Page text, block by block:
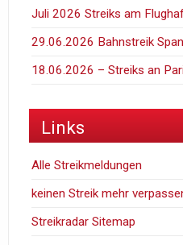
Juli 2026 Streiks am
29.06.2026 Bahnstreik
18.06.2026 – Streiks an
Links
Alle Streikmeldungen
keinen Streik mehr
Streikradar Sitemap